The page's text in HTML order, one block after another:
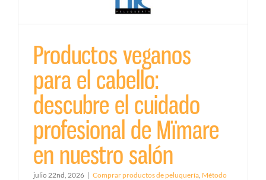
Productos veganos
para el cabello:
descubre el cuidado
profesional de Mïmare
en nuestro salón
julio 22nd, 2026 | Comprar productos de peluquería Método